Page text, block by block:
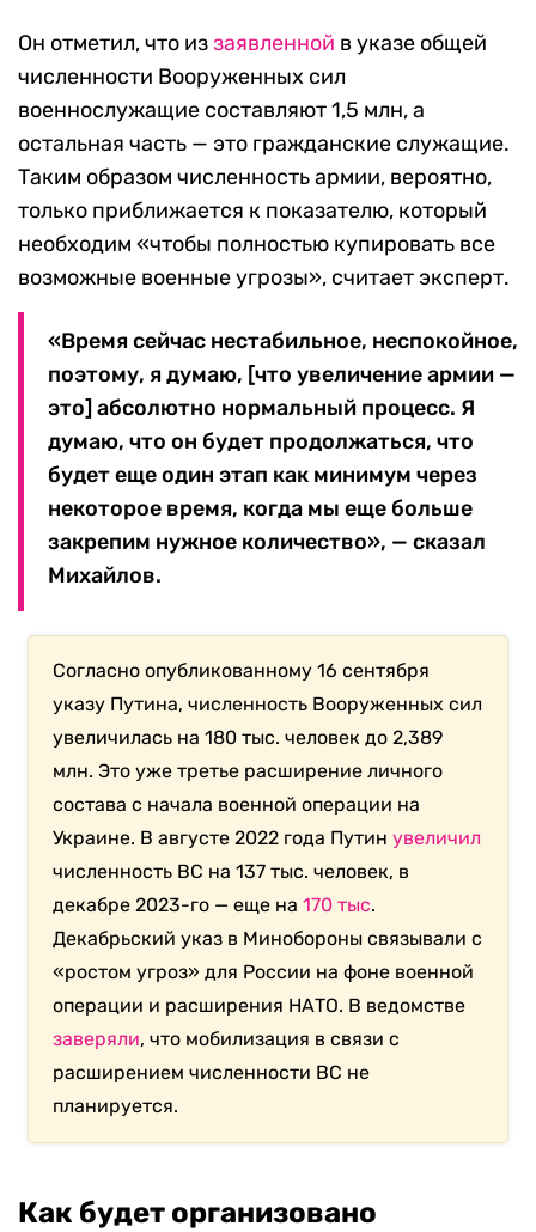
Он отметил, что иззаявленной в указе общей
численности Вооруженных сил
военнослужащие составляют 1,5 млн, а
остальная часть — это гражданские служащие.
Таким образом численность армии, вероятно,
только приближается к показателю, который
необходим «чтобы полностью купировать все
возможные военные угрозы», считает эксперт.
«Время сейчас нестабильное, неспокойное,
поэтому, я думаю, [что увеличение армии —
это] абсолютно нормальный процесс. Я
думаю, что он будет продолжаться, что
будет еще один этап как минимум через
некоторое время, когда мы еще больше
закрепим нужное количество», — сказал
Михайлов.
Согласно опубликованному 16 сентября
указу Путина, численность Вооруженных сил
увеличилась на 180 тыс. человек до 2,389
млн. Это уже третье расширение личного
состава с начала военной операции на
Украине. В августе 2022 года Путинувеличил
численность ВС на 137 тыс. человек, в
декабре 2023-го — еще на170 тыс.
Декабрьский указ в Минобороны связывали с
«ростом угроз» для России на фоне военной
операции и расширения НАТО. В ведомстве
заверяли, что мобилизация в связи с
расширением численности ВС не
планируется.
Как будет организовано